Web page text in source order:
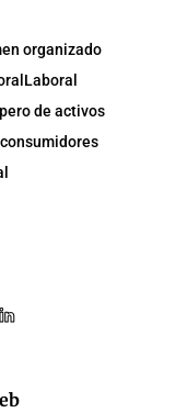
organizado
Laboral
de activos